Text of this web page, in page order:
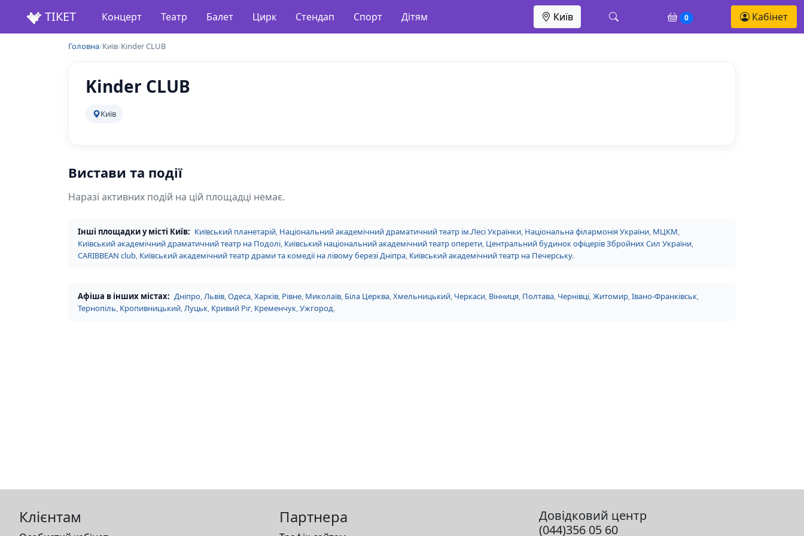
ТІКЕТ Концерт Театр Балет Цирк Стендап Спорт Дітям Київ 0 Кабінет
Головна/Київ/Kinder CLUB
Kinder CLUB
Київ
Вистави та події
Наразі активних подій на цій площадці немає.
Інші площадки у місті Київ: Київський планетарій, Національний академічний драматичний театр ім.Лесі Українки, Національна філармонія України, МЦКМ,
Київський академічний драматичний театр на Подолі, Київський національний академічний театр оперети, Центральний будинок офіцерів Збройних Сил України,
CARIBBEAN club, Київський академічний театр драми та комедії на лівому березі Дніпра, Київський академічний театр на Печерську.
Афіша в інших містах: Дніпро,Львів,Одеса,Харків, Рівне, Миколаїв, Біла Церква,Хмельницький, Черкаси, Вінниця, Полтава, Чернівці,Житомир,Івано-Франківськ,
Тернопіль, Кропивницький,Луцьк, Кривий Ріг, Кременчук,Ужгород.
Клієнтам Партнера
Довідковий центр
(044)356 05 60